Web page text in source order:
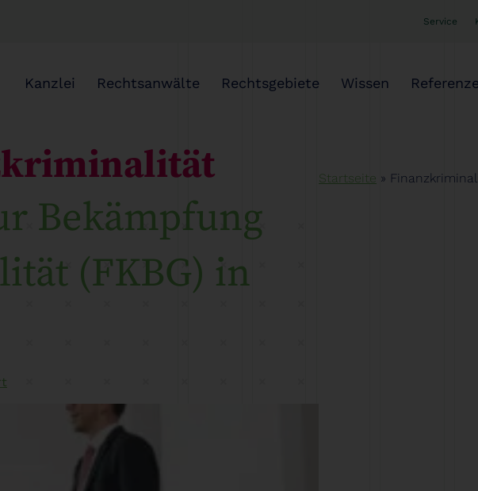
Service
Kanzlei Rechtsanwälte Rechtsgebiete Wissen
Bekämpfung
(FKBG) in
Startseite »